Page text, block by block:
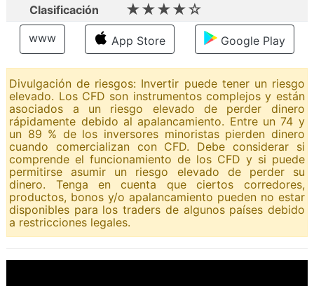
Clasificación ★★★★☆
www App Store Google Play
Divulgación de riesgos: Invertir puede tener un riesgo
elevado. Los CFD son instrumentos complejos y están
asociados a un riesgo elevado de perder dinero
rápidamente debido al apalancamiento. Entre un 74 y
un 89 % de los inversores minoristas pierden dinero
cuando comercializan con CFD. Debe considerar si
comprende el funcionamiento de los CFD y si puede
permitirse asumir un riesgo elevado de perder su
dinero. Tenga en cuenta que ciertos corredores,
productos, bonos y/o apalancamiento pueden no estar
disponibles para los traders de algunos países debido
a restricciones legales.